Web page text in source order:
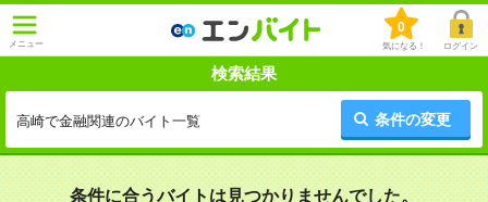
メニュー
0
気になる！ ログイン
検索結果
高崎で金融関連のバイト一覧 条件の変更
条件に合うバイトは見つかりませんでした。